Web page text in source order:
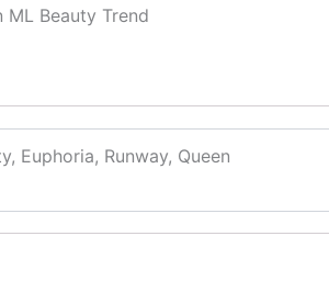
Beauty Trend
Euphoria, Runway, Queen